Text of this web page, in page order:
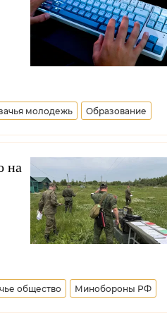
молодежь Образование
на
общество Минобороны РФ